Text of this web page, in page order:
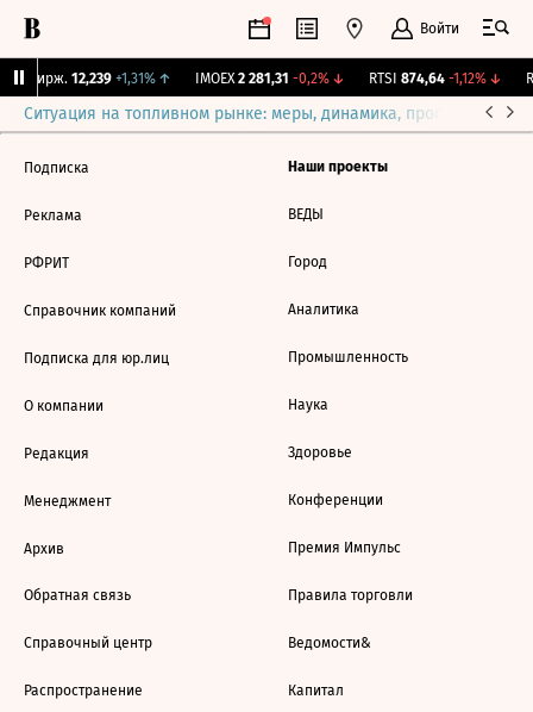
Войти
Бирж. 12,239 +1,31%↑ IMOEX 2 281,31 -0,2%↓ RTSI 874,64 -1,12%↓
Ситуация на топливном рынке: меры, динамика, прогнозы
Подписка
Реклама
РФРИТ
Справочник компаний
Подписка для юр.лиц
О компании
Редакция
Менеджмент
Архив
Обратная связь
Справочный центр
Распространение
Наши проекты
ВЕДЫ
Город
Аналитика
Промышленность
Наука
Здоровье
Конференции
Премия Импульс
Правила торговли
Ведомости&
Капитал